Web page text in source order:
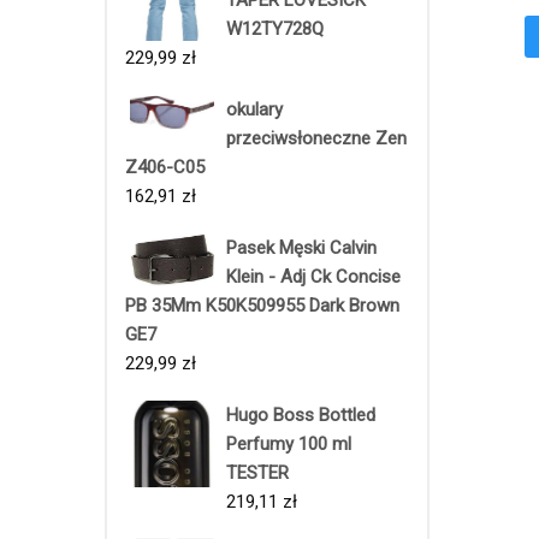
W12TY728Q
229,99 zł
okulary
przeciwsłoneczne Zen
Z406-C05
162,91 zł
Pasek Męski Calvin
Klein - Adj Ck Concise
PB 35Mm K50K509955 Dark Brown
GE7
229,99 zł
Hugo Boss Bottled
Perfumy 100 ml
TESTER
219,11 zł